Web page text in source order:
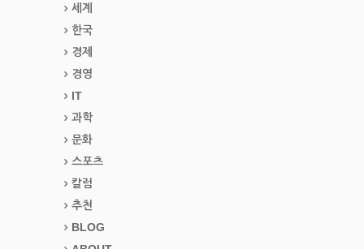
세계
한국
경제
경영
IT
과학
문화
스포츠
칼럼
추천
BLOG